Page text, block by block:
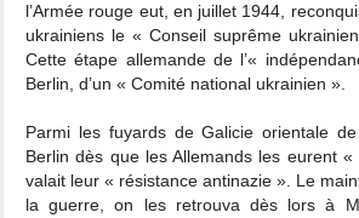
l’Armée rouge eut, en juillet 1944,
ukrainiens le « Conseil suprême
Cette étape allemande de l’«
Berlin, d’un « Comité national ukrainien ».
Parmi les fuyards de Galicie orientale
Berlin dès que les Allemands les eurent
valait leur « résistance antinazie ». Le
la guerre, on les retrouva dès lors à